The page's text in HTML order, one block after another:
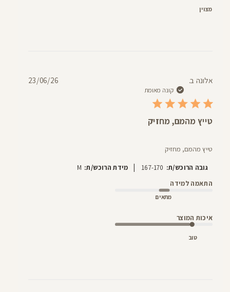
מצוין
אלונה ב.
קונה מאומת
טייץ מהמם, מחזיק
טייץ מהמם, מחזיק
גובה הרוכש/ת: 167-170
| מידת הרוכש/ת: M
התאמה למידה
מתאים
איכות המוצר
טוב
23/06/26